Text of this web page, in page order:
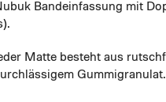
Bandeinfassung mit
Matte besteht aus
Gummigranulat.